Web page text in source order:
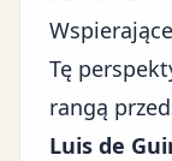
Tę
rangą
Luis de